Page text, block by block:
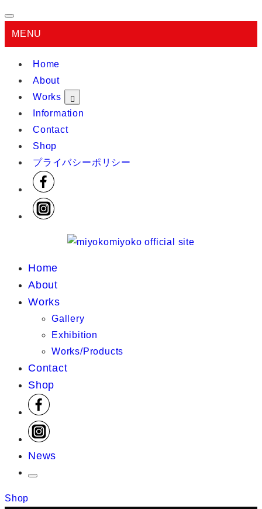
MENU
Home
About
Works
Information
Contact
Shop
プライバシーポリシー
Home
About
Works
Gallery
Exhibition
Works/Products
Contact
Shop
News
Shop